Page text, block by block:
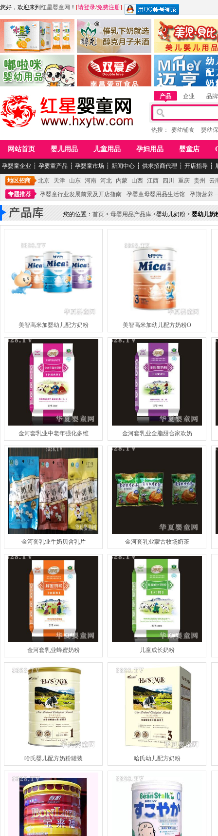
您好，欢迎来到 红星婴童网 ！ [请登录/免费注册]
江西麦嘟嘟食品有限公司
青岛嘟啦咪婴幼儿用品公司
江西醇之客月子米酒 惠州市美儿婴儿用品
湖南迈亨母婴用品有限
产品 企业 品牌
热搜： 婴幼辅食 婴幼
网站首页 婴儿用品 儿童用品 孕妇用品 婴童店
孕婴童企业 ┆ 孕婴童产品 ┆ 孕婴童市场 ┆ 新闻中心 ┆ 供求招商代理 ┆ 开店指导 ┆
地区招商 北京 天津 山东 河南 河北 内蒙 山西 江西 四川 重庆 贵州
云
专题推荐
孕婴童行业发展前景及开店指南 孕婴童母婴用品生活馆 孕期营养
您的位置： 首页 > 母婴用品产品库 >婴幼儿奶粉 > 婴幼儿奶
美智高米加婴幼儿配方奶粉 美智高米加幼儿配方奶粉O
金河套乳业中老年强化多维 金河套乳业全脂甜合家欢奶
金河套乳业牛奶贝含乳片 金河套乳业蒙古牧场奶茶
金河套乳业蜂蜜奶粉 儿童成长奶粉
哈氏婴儿配方奶粉罐装 哈氏幼儿配方奶粉